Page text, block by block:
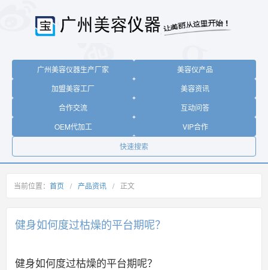
广州美容仪器生产厂家
美容仪产品
加盟美容工厂
美容资讯
合作交流
互动问答
OEM代加工
VIP合作
快速搜索
当前位置： 首页 / 产品资讯 / 正文
健身如何度过枯燥的平台期呢？
健身如何度过枯燥的平台期呢？